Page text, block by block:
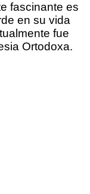
fascinante es
en su vida
fue
Ortodoxa.